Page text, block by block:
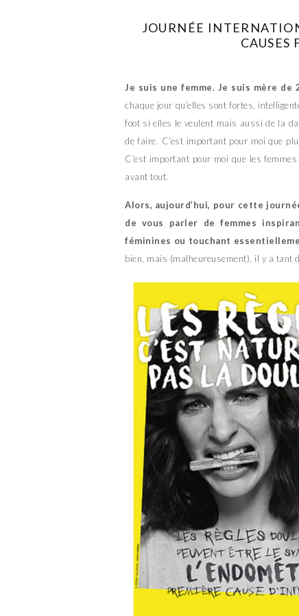
JOURNÉE
CAUSES
Je suis une femme. Je suis mère de
chaque jour qu’elles sont fortes,
foot si elles le veulent mais aussi de la
de faire. C’est important pour moi que
C’est important pour moi que les
avant tout.
Alors, aujourd’hui, pour cette
de vous parler de femmes
féminines ou touchant
bien, mais (malheureusement), il y a tant